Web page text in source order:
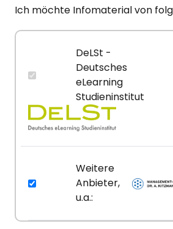
Ich möchte Infomaterial von
DeLSt -
Deutsches
eLearning
Studieninstitut
Weitere
Anbieter,
u.a.: